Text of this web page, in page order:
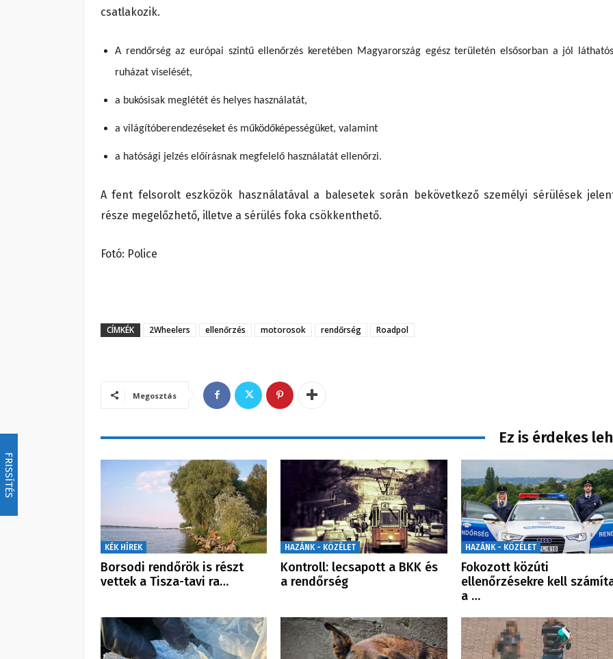
FRISSÍTÉS
csatlakozik.
A rendőrség az európai szintű ellenőrzés keretében Magyarország egész területén elsősorban a jól
ruházat viselését,
a bukósisak meglétét és helyes használatát,
a világítóberendezéseket és működőképességüket, valamint
a hatósági jelzés előírásnak megfelelő használatát ellenőrzi.
A fent felsorolt eszközök használatával a balesetek során bekövetkező személyi sérülések
része megelőzhető, illetve a sérülés foka csökkenthető.
Fotó: Police
CÍMKÉK 2Wheelers ellenőrzés motorosok rendőrség Roadpol
Megosztás
Ez is érdekes
KÉK HÍREK
Borsodi rendőrök is részt
vettek a Tisza-tavi ra…
HAZÁNK - KÖZÉLET
Kontroll: lecsapott a BKK és
a rendőrség
HAZÁNK - KÖZÉLET
Fokozott közúti
ellenőrzésekre kell
a …